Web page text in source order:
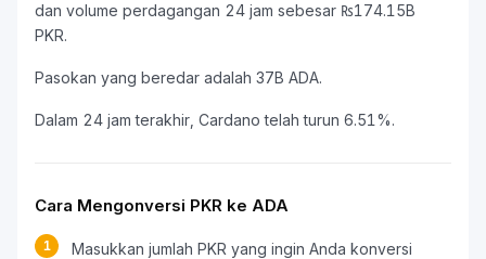
dan volume perdagangan 24 jam sebesar ₨174.15B
PKR.
Pasokan yang beredar adalah 37B ADA.
Dalam 24 jam terakhir, Cardano telah turun 6.51%.
Cara Mengonversi PKR ke ADA
1 Masukkan jumlah PKR yang ingin Anda konversi